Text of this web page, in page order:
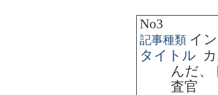
No3
記事種類 イ
タイトル
んだ、
査官